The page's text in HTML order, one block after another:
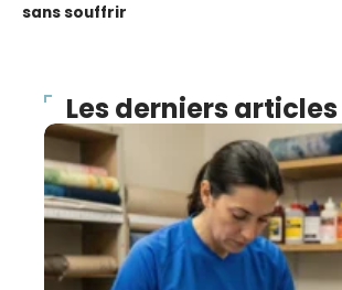
sans souffrir
Les derniers articles